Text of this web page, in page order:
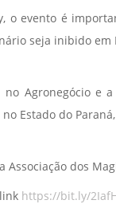
o evento é
seja inibido em
no Agronegócio e
Estado do
Associação dos
https://bit.ly/